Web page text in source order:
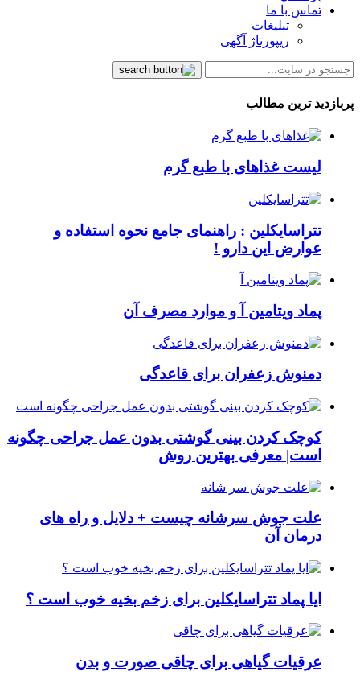
تماس با ما
تبلیغات
ریپورتاژ آگهی
پربازدید ترین مطالب
لیست غذاهای با طبع گرم
تتراسایکلین : راهنمای جامع نحوه استفاده و
عوارض این دارو !
پماد ویتامین آ و موارد مصرف آن
دمنوش زعفران برای قاعدگی
کوچک کردن بینی گوشتی بدون عمل جراحی چگونه
است| معرفی بهترین روش
علت جوش سرشانه چیست + دلایل و راه های
درمان آن
ایا پماد تتراسایکلین برای زخم بخیه خوب است ؟
عرقیات گیاهی برای چاقی صورت و بدن